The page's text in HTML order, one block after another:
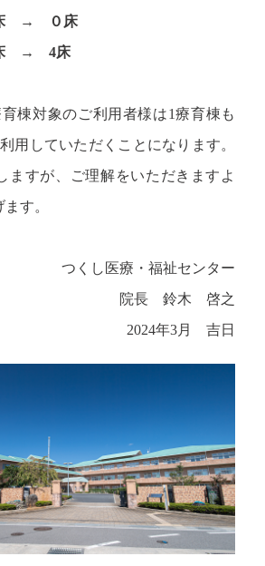
床 → ０床
床 → 4床
棟対象のご利用者様は1療育棟も
用していただくことになります。
ますが、ご理解をいただきますよ
す。
つくし医療・福祉センター
院長 鈴木 啓之
2024年3月 吉日